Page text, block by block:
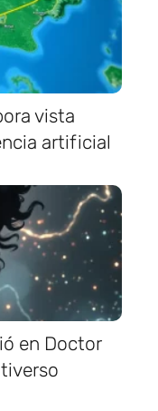
vista
artificial
en Doctor